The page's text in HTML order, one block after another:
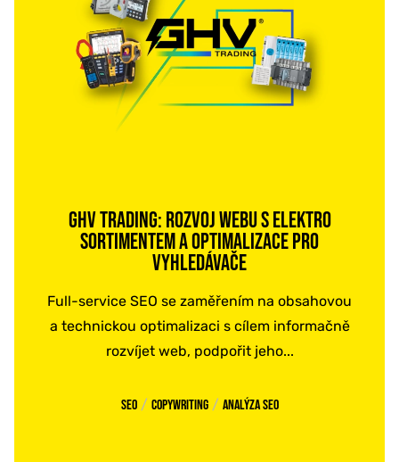
GHV TRADING: ROZVOJ WEBU S ELEKTRO
SORTIMENTEM A OPTIMALIZACE PRO
VYHLEDÁVAČE
Full-service SEO se zaměřením na obsahovou
a technickou optimalizaci s cílem informačně
rozvíjet web, podpořit jeho...
SEO / Copywriting / Analýza SEO